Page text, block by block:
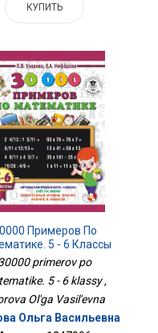
КУПИТЬ
Примеров По
5 - 6 Классы
primerov po
5 - 6 klassy ,
Ol'ga Vasil'evna
Ольга Васильевна